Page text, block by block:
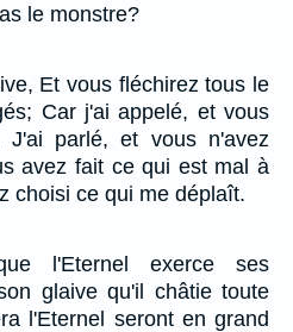
le monstre?
Et vous fléchirez tous le
Car j'ai appelé, et vous
J'ai parlé, et vous n'avez
avez fait ce qui est mal à
choisi ce qui me déplaît.
l'Eternel exerce ses
glaive qu'il châtie toute
l'Eternel seront en grand